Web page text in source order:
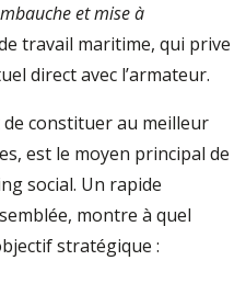
et mise à
travail maritime, qui prive
direct avec l’armateur.
constituer au meilleur
est le moyen principal de
social. Un rapide
montre à quel
stratégique :